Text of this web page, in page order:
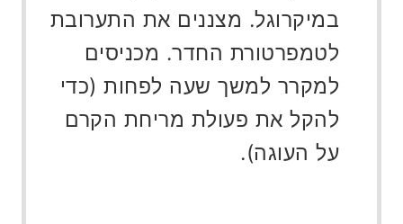
במיקרוגל. מצננים את התערובת
לטמפרטורת החדר. מכניסים
למקרר למשך שעה לפחות (כדי
להקל את פעולת מריחת הקרם
על העוגה).